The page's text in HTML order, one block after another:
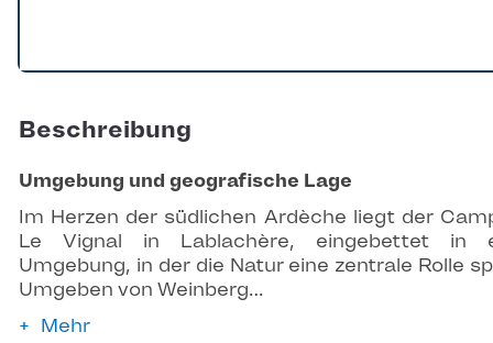
Beschreibung
Umgebung und geografische Lage
Im Herzen der südlichen Ardèche liegt der
Le Vignal in Lablachère, eingebettet in
Umgebung, in der die Natur eine zentrale Rolle
Umgeben von Weinberg…
Mehr